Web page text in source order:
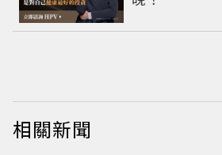
相關新聞